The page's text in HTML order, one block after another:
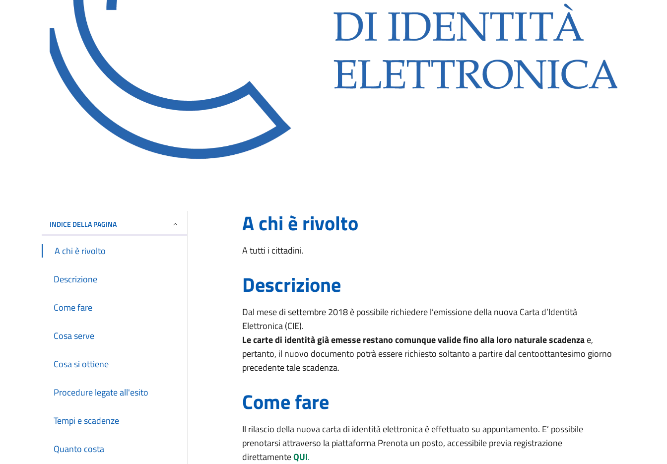
INDICE DELLA PAGINA
A chi è rivolto
Descrizione
Come fare
Cosa serve
Cosa si ottiene
Procedure legate all'esito
Tempi e scadenze
Quanto costa
A chi è rivolto
A tutti i cittadini.
Descrizione
Dal mese di settembre 2018 è possibile richiedere l’emissione della nuova Carta d’Identità
Elettronica (CIE).
Le carte di identità già emesse restano comunque valide fino alla loro naturale scadenzae,
pertanto, il nuovo documento potrà essere richiesto soltanto a partire dal centoottantesimo giorno
precedente tale scadenza.
Come fare
Il rilascio della nuova carta di identità elettronica è effettuato su appuntamento. E’ possibile
prenotarsi attraverso la piattaforma Prenota un posto, accessibile previa registrazione
direttamenteQUI.